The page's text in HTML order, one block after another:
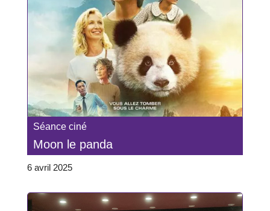
Séance ciné
Moon le panda
6 avril 2025